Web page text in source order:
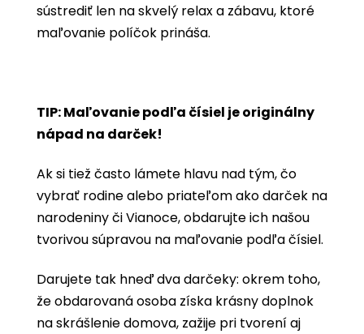
sústrediť len na skvelý relax a zábavu, ktoré
maľovanie políčok prináša.
TIP: Maľovanie podľa čísiel je originálny
nápad na darček!
Ak si tiež často lámete hlavu nad tým, čo
vybrať rodine alebo priateľom ako darček na
narodeniny či Vianoce, obdarujte ich našou
tvorivou súpravou na maľovanie podľa čísiel.
Darujete tak hneď dva darčeky: okrem toho,
že obdarovaná osoba získa krásny doplnok
na skrášlenie domova, zažije pri tvorení aj